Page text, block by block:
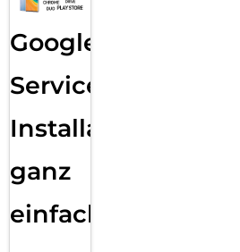
Google
Services
Installation
ganz
einfach